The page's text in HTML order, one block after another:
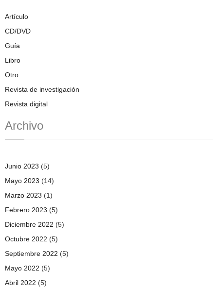
Artículo
CD/DVD
Guía
Libro
Otro
Revista de investigación
Revista digital
Archivo
Junio 2023 (5)
Mayo 2023 (14)
Marzo 2023 (1)
Febrero 2023 (5)
Diciembre 2022 (5)
Octubre 2022 (5)
Septiembre 2022 (5)
Mayo 2022 (5)
Abril 2022 (5)